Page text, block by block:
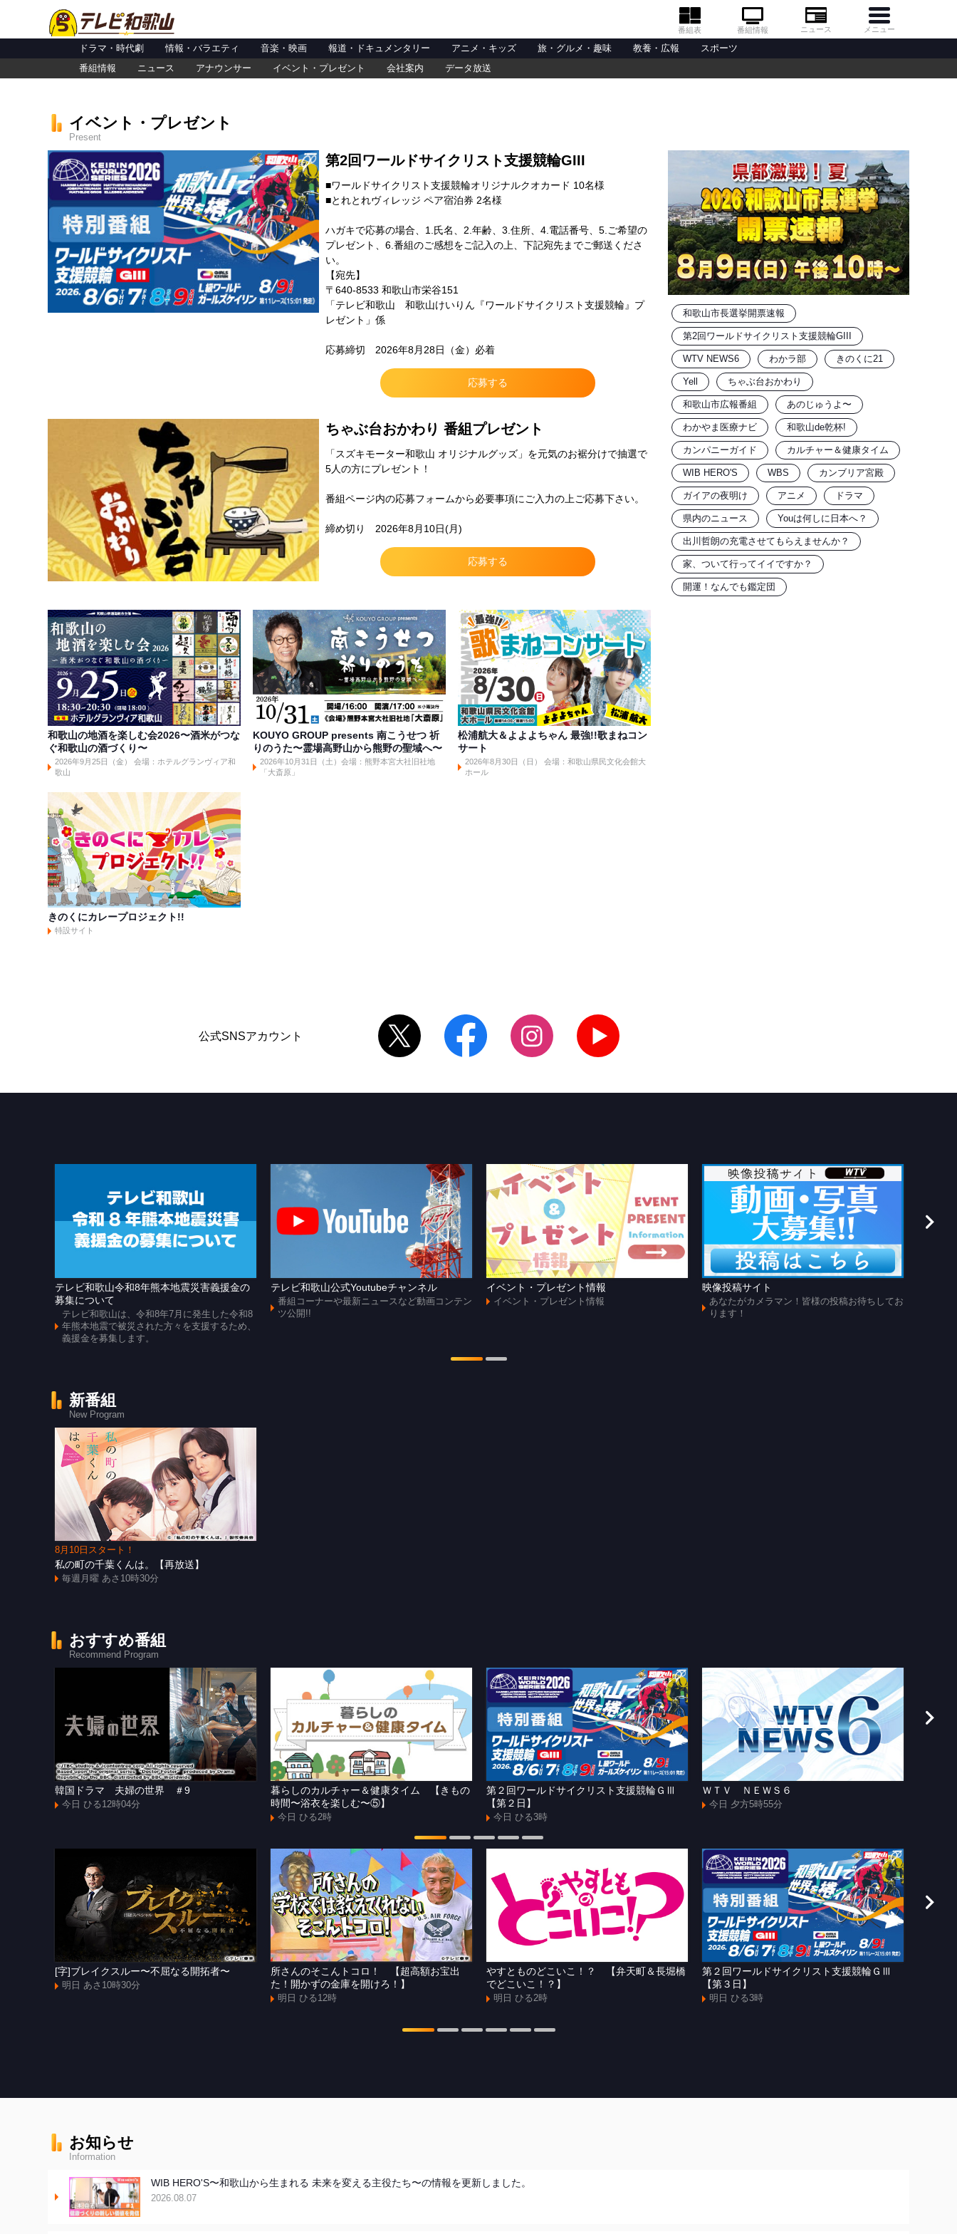
番組表 番組情報 ニュース メニュー
ドラマ・時代劇 情報・バラエティ 音楽・映画 報道・ドキュメンタリー アニメ・キッズ 旅・グルメ・趣味 教養・広報
スポーツ
番組情報
ニュース アナウンサー イベント・プレゼント 会社案内 データ放送
イベント・プレゼント
Present
第2回ワールドサイクリスト支援競輪GIII
■ワールドサイクリスト支援競輪オリジナルクオカード 10名様
■とれとれヴィレッジ ペア宿泊券 2名様
ハガキで応募の場合、1.氏名、2.年齢、3.住所、4.電話番号、5.ご希望の
プレゼント、6.番組のご感想をご記入の上、下記宛先までご郵送くださ
い。
【宛先】
〒640-8533 和歌山市栄谷151
「テレビ和歌山 和歌山けいりん『ワールドサイクリスト支援競輪』プ
レゼント」係
応募締切 2026年8月28日（金）必着
応募する
ちゃぶ台おかわり 番組プレゼント
「スズキモーター和歌山 オリジナルグッズ」を元気のお裾分けで抽選で
5人の方にプレゼント！
番組ページ内の応募フォームから必要事項にご入力の上ご応募下さい。
締め切り 2026年8月10日(月)
応募する
和歌山の地酒を楽しむ会2026〜酒米がつな
ぐ和歌山の酒づくり〜
2026年9月25日（金） 会場：ホテルグランヴィア和
歌山
KOUYO GROUP presents 南こうせつ 祈
りのうた〜霊場高野山から熊野の聖域へ〜
2026年10月31日（土）会場：熊野本宮大社旧社地
「大斎原」
松浦航大＆よよよちゃん 最強!!歌まねコン
サート
2026年8月30日（日） 会場：和歌山県民文化会館大
ホール
きのくにカレープロジェクト!!
特設サイト
和歌山市長選挙開票速報
第2回ワールドサイクリスト支援競輪GIII
WTV NEWS6 わかラ部 きのくに21
Yell ちゃぶ台おかわり
和歌山市広報番組 あのじゅうよ〜
わかやま医療ナビ 和歌山de乾杯!
カンパニーガイド カルチャー＆健康タイム
WIB HERO'S WBS カンブリア宮殿
ガイアの夜明け アニメ ドラマ
県内のニュース Youは何しに日本へ？
出川哲朗の充電させてもらえませんか？
家、ついて行ってイイですか？
開運！なんでも鑑定団
公式SNSアカウント
テレビ和歌山令和8年熊本地震災害義援金の
募集について
テレビ和歌山は、令和8年7月に発生した令和8
年熊本地震で被災された方々を支援するため、
義援金を募集します。
テレビ和歌山公式Youtubeチャンネル
番組コーナーや最新ニュースなど動画コンテン
ツ公開!!
イベント・プレゼント情報
イベント・プレゼント情報
映像投稿サイト
あなたがカメラマン！皆様の投稿お待ちしてお
ります！
新番組
New Program
8月10日スタート！
私の町の千葉くんは。【再放送】
毎週月曜 あさ10時30分
おすすめ番組
Recommend Program
韓国ドラマ 夫婦の世界 ＃9
今日 ひる12時04分
暮らしのカルチャー＆健康タイム 【きもの
時間〜浴衣を楽しむ〜⑤】
今日 ひる2時
第２回ワールドサイクリスト支援競輪ＧⅢ
【第２日】
今日 ひる3時
ＷＴＶ ＮＥＷＳ６
今日 夕方5時55分
[字]ブレイクスルー〜不屈なる開拓者〜
明日 あさ10時30分
所さんのそこんトコロ！ 【超高額お宝出
た！開かずの金庫を開けろ！】
明日 ひる12時
やすとものどこいこ！？ 【弁天町＆長堀橋
でどこいこ！？】
明日 ひる2時
第２回ワールドサイクリスト支援競輪ＧⅢ
【第３日】
明日 ひる3時
お知らせ
Information
WIB HERO'S〜和歌山から生まれる 未来を変える主役たち〜の情報を更新しました。
2026.08.07